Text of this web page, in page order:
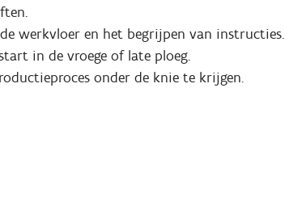
werkvloer en het begrijpen van instructies.
in de vroege of late ploeg.
onder de knie te krijgen.